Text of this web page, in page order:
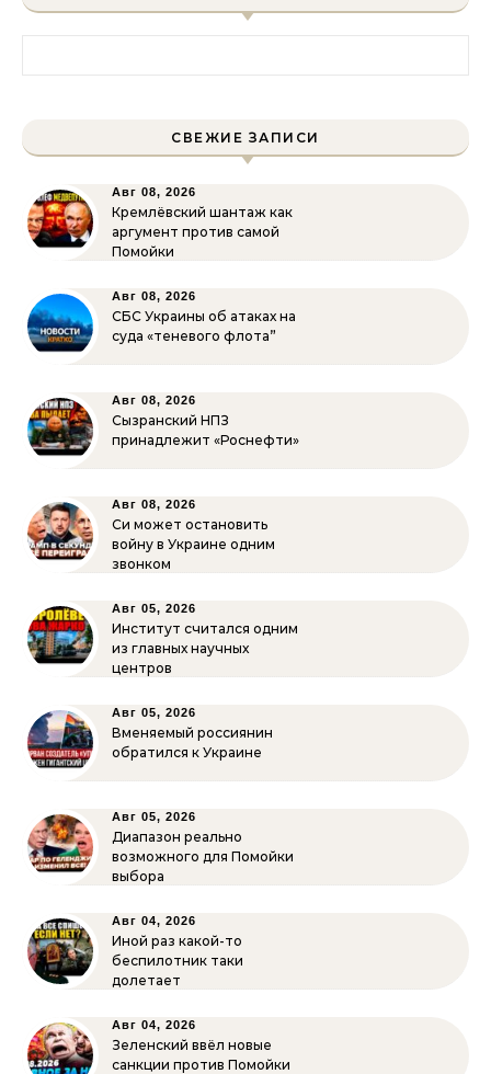
СВЕЖИЕ ЗАПИСИ
Авг 08, 2026
Кремлёвский шантаж как
аргумент против самой
Помойки
Авг 08, 2026
СБС Украины об атаках на
суда «теневого флота”
Авг 08, 2026
Сызранский НПЗ
принадлежит «Роснефти»
Авг 08, 2026
Си может остановить
войну в Украине одним
звонком
Авг 05, 2026
Институт считался одним
из главных научных
центров
Авг 05, 2026
Вменяемый россиянин
обратился к Украине
Авг 05, 2026
Диапазон реально
возможного для Помойки
выбора
Авг 04, 2026
Иной раз какой-то
беспилотник таки
долетает
Авг 04, 2026
Зеленский ввёл новые
санкции против Помойки